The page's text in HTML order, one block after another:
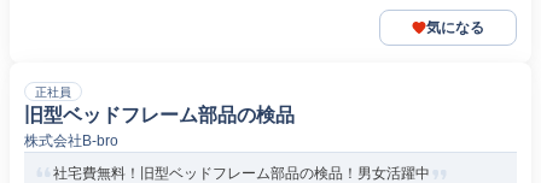
気になる
正社員
旧型ベッドフレーム部品の検品
株式会社B-bro
社宅費無料！旧型ベッドフレーム部品の検品！男女活躍中